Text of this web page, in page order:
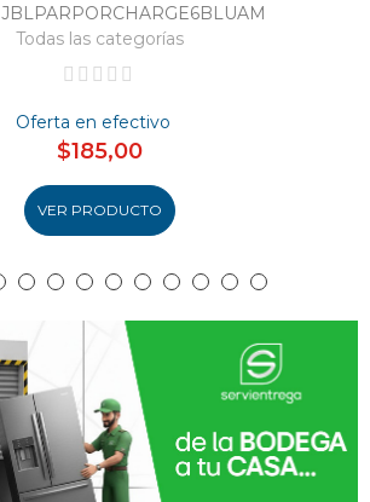
JBLPARPORCHARGE6BLUAM
Todas las categorías
Oferta en efectivo
$185,00
VER PRODUCTO